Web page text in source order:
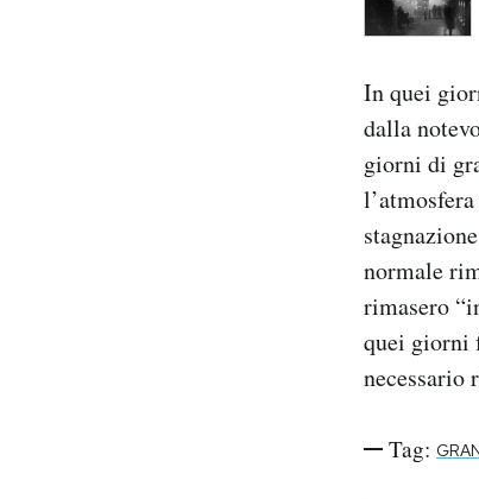
In quei
dalla
giorni di
normale
rimasero
quei giorni
necessario
Tag: